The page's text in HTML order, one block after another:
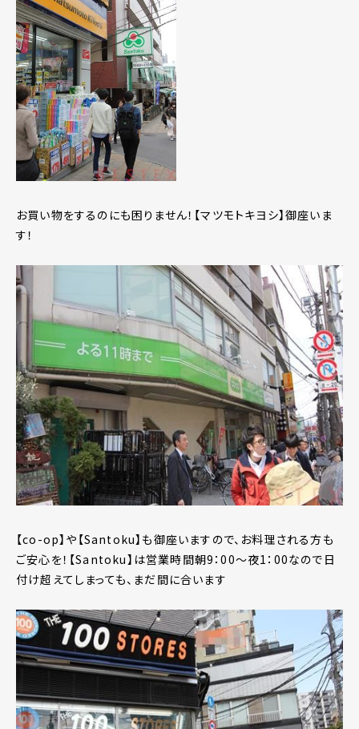
お買い物をするのにも困りません！【マツモトキヨシ】御座いま
す！
【co-op】や【Santoku】も御座いますので、お料理される方も
ご安心を！【Santoku】は営業時間朝9：00～夜1：00なので日
付け超えてしまっても、まだ間に合います